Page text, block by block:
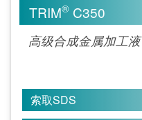
TRIM® C350
高级合成金属加工液
索取SDS